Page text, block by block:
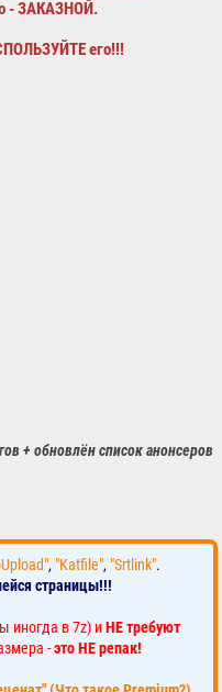
- ЗАКАЗНОЙ.
его!!!
+ обновлён список анонсеров
, "Katfile", "Srtlink".
страницы!!!
иногда в 7z) иНЕ требуют
-это НЕ репак!